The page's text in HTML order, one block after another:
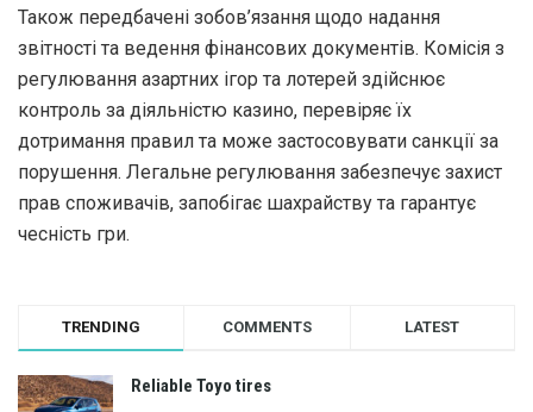
Також передбачені зобов’язання щодо надання
звітності та ведення фінансових документів. Комісія з
регулювання азартних ігор та лотерей здійснює
контроль за діяльністю казино, перевіряє їх
дотримання правил та може застосовувати санкції за
порушення. Легальне регулювання забезпечує захист
прав споживачів, запобігає шахрайству та гарантує
чесність гри.
TRENDING COMMENTS LATEST
Reliable Toyo tires